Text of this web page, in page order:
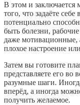
В этом и заключается
того, что задаёте
потенциально
быть болезни,
даже
плохое настроение
Затем вы готовите
представляете его во
разумные шаги.
вперёд, а иногда
получить желаемое.